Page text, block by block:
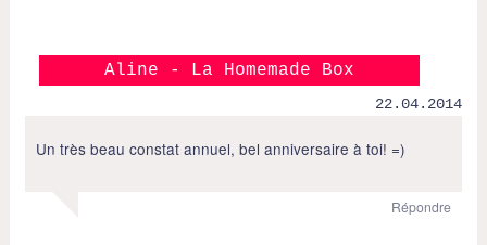
Aline - La Homemade Box
22.04.2014
Un très beau constat annuel, bel anniversaire à toi! =)
Répondre